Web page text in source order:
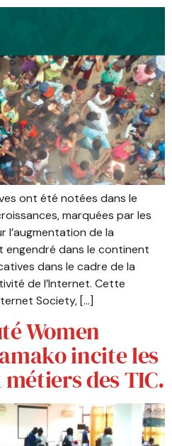
ont été notées dans le
marquées par les
l’augmentation de la
dans le continent
dans le cadre de la
de l’Internet. Cette
Society, […]
Women
incite les
des TIC.